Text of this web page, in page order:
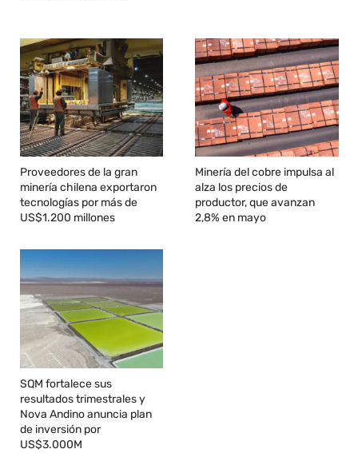
Proveedores de la gran
minería chilena exportaron
tecnologías por más de
US$1.200 millones
Minería del cobre impulsa al
alza los precios de
productor, que avanzan
2,8% en mayo
SQM fortalece sus
resultados trimestrales y
Nova Andino anuncia plan
de inversión por
US$3.000M